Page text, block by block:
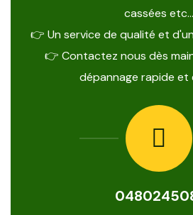
cassées etc…
👉 Un service de qualité et
👉 Contactez nous dès
dépannage rapide et